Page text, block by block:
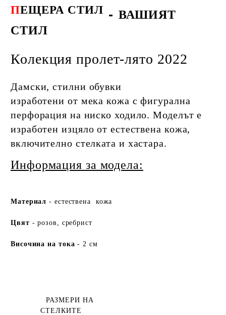
ПЕЩЕРА СТИЛ - ВАШИЯТ
СТИЛ
Колекция пролет-лято 2022
Дамски, стилни обувки
изработени от мека кожа с фигурална
перфорация на ниско ходило. Моделът е
изработен изцяло от естествена кожа,
включително стелката и хастара.
Информация за модела:
Материал- естествена кожа
Цвят - розов, сребрист
Височина на тока - 2 см
РАЗМЕРИ НА
СТЕЛКИТЕ